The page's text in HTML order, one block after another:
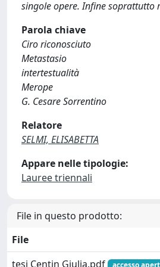
singole opere. Infine soprattutto
Parola chiave
Ciro riconosciuto
Metastasio
intertestualità
Merope
G. Cesare Sorrentino
Relatore
SELMI, ELISABETTA
Appare nelle tipologie:
Lauree triennali
File in questo prodotto:
File
tesi Centin Giulia.pdf
accesso